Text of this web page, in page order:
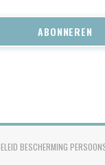
ABONNEREN
VENSTER))
BESCHERMING
((OPENT